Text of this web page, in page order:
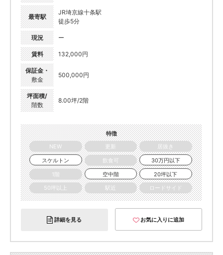
最寄駅
JR埼京線十条駅
徒歩5分
現況 ー
賃料 132,000円
保証金・
敷金
500,000円
坪面積/
階数
8.00坪/2階
特徴
NEW
更新
居抜き
スケルトン
飲食可
30万円以下
1階
空中階
20坪以下
50坪以上
駅近 ロードサイド
詳細を見る お気に入りに追加